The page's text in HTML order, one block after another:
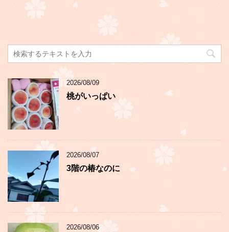
2026/08/09
桃がいっぱい
2026/08/07
3階の椿なのに
2026/08/06